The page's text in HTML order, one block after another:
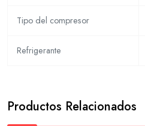
Tipo del compresor
Refrigerante
Productos Relacionados